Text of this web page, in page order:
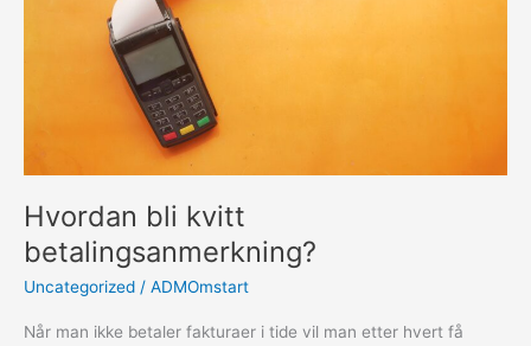
Hvordan bli kvitt
betalingsanmerkning?
Uncategorized / ADMOmstart
Når man ikke betaler fakturaer i tide vil man etter hvert få